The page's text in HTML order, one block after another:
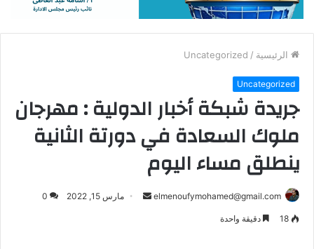
الرئيسية /
Uncategorized
Uncategorized
جريدة شبكة أخبار الدولية : مهرجان
ملوك السعادة في دورتة الثانية
ينطلق مساء اليوم
elmenoufymohamed@gmail.com
أرسل مارس 15, 2022 0
18 دقيقة واحدة